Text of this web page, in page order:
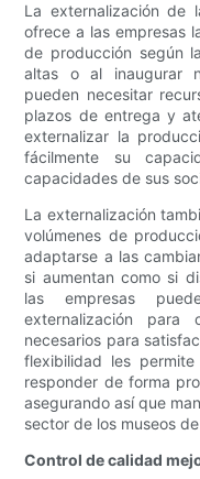
La externalización de
ofrece a las empresas
de producción según
altas o al inaugurar
pueden necesitar
plazos de entrega y
externalizar la
fácilmente su
capacidades de sus
La externalización
volúmenes de
adaptarse a las
si aumentan como si
las empresas
externalización
necesarios para
flexibilidad les
responder de forma
asegurando así que
sector de los museos
Control de calidad